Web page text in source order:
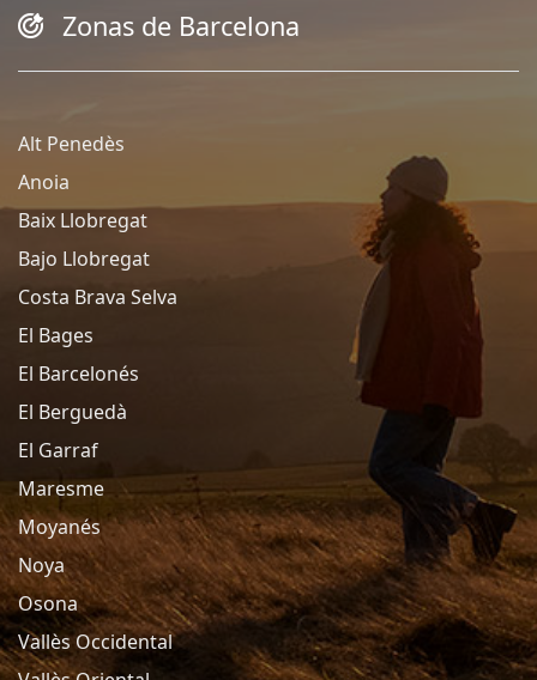
Zonas de Barcelona
Alt Penedès
Anoia
Baix Llobregat
Bajo Llobregat
Costa Brava Selva
El Bages
El Barcelonés
El Berguedà
El Garraf
Maresme
Moyanés
Noya
Osona
Vallès Occidental